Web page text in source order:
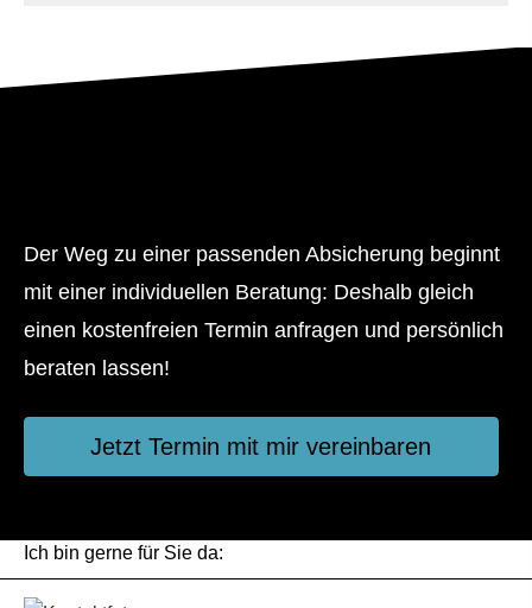
Der Weg zu einer passenden Absicherung beginnt
mit einer individuellen Beratung: Deshalb gleich
einen kostenfreien Termin anfragen und persönlich
beraten lassen!
Jetzt Termin mit mir vereinbaren
Ich bin gerne für Sie da: